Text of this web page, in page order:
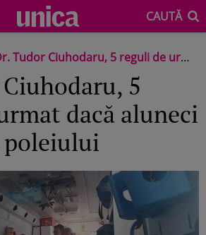
CAUTĂ
Tudor Ciuhodaru, 5 reguli de urmat dacă aluneci din cauza poleiului
5
dacă aluneci
poleiului